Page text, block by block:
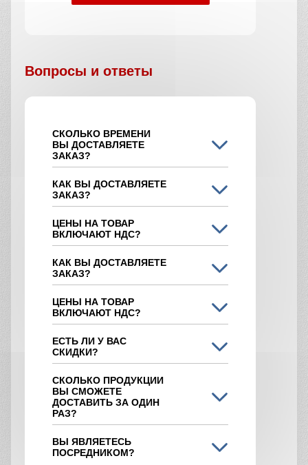
Вопросы и ответы
СКОЛЬКО ВРЕМЕНИ
ВЫ ДОСТАВЛЯЕТЕ
ЗАКАЗ?
КАК ВЫ ДОСТАВЛЯЕТЕ
ЗАКАЗ?
ЦЕНЫ НА ТОВАР
ВКЛЮЧАЮТ НДС?
КАК ВЫ ДОСТАВЛЯЕТЕ
ЗАКАЗ?
ЦЕНЫ НА ТОВАР
ВКЛЮЧАЮТ НДС?
ЕСТЬ ЛИ У ВАС
СКИДКИ?
СКОЛЬКО ПРОДУКЦИИ
ВЫ СМОЖЕТЕ
ДОСТАВИТЬ ЗА ОДИН
РАЗ?
ВЫ ЯВЛЯЕТЕСЬ
ПОСРЕДНИКОМ?